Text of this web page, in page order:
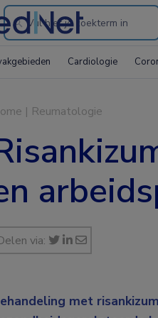
Search
the
Cardiologie
| Reumatologie
via:
met